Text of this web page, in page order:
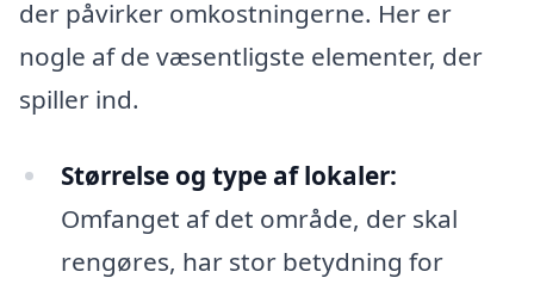
der påvirker omkostningerne. Her er
nogle af de væsentligste elementer, der
spiller ind.
Størrelse og type af lokaler:
Omfanget af det område, der skal
rengøres, har stor betydning for